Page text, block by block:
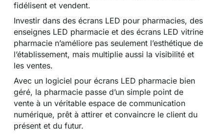
fidélisent et vendent.
Investir dans des écrans LED pour pharmacies, des
enseignes LED pharmacie et des écrans LED vitrine
pharmacie n’améliore pas seulement l’esthétique de
l’établissement, mais multiplie aussi la visibilité et
les ventes.
Avec un logiciel pour écrans LED pharmacie bien
géré, la pharmacie passe d’un simple point de
vente à un véritable espace de communication
numérique, prêt à attirer et convaincre le client du
présent et du futur.